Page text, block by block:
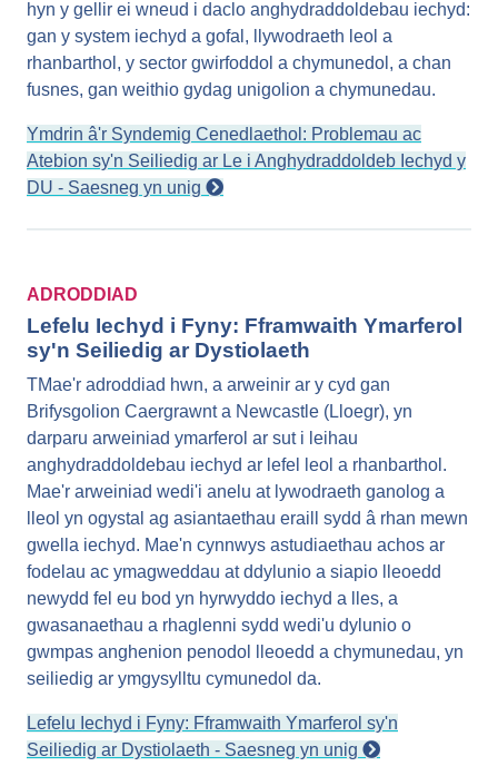
hyn y gellir ei wneud i daclo anghydraddoldebau iechyd:
gan y system iechyd a gofal, llywodraeth leol a
rhanbarthol, y sector gwirfoddol a chymunedol, a chan
fusnes, gan weithio gydag unigolion a chymunedau.
Ymdrin â'r Syndemig Cenedlaethol: Problemau ac
Atebion sy'n Seiliedig ar Le i Anghydraddoldeb Iechyd y
DU - Saesneg yn unig
ADRODDIAD
Lefelu Iechyd i Fyny: Fframwaith Ymarferol
sy'n Seiliedig ar Dystiolaeth
TMae'r adroddiad hwn, a arweinir ar y cyd gan
Brifysgolion Caergrawnt a Newcastle (Lloegr), yn
darparu arweiniad ymarferol ar sut i leihau
anghydraddoldebau iechyd ar lefel leol a rhanbarthol.
Mae'r arweiniad wedi'i anelu at lywodraeth ganolog a
lleol yn ogystal ag asiantaethau eraill sydd â rhan mewn
gwella iechyd. Mae'n cynnwys astudiaethau achos ar
fodelau ac ymagweddau at ddylunio a siapio lleoedd
newydd fel eu bod yn hyrwyddo iechyd a lles, a
gwasanaethau a rhaglenni sydd wedi'u dylunio o
gwmpas anghenion penodol lleoedd a chymunedau, yn
seiliedig ar ymgysylltu cymunedol da.
Lefelu Iechyd i Fyny: Fframwaith Ymarferol sy'n
Seiliedig ar Dystiolaeth - Saesneg yn unig